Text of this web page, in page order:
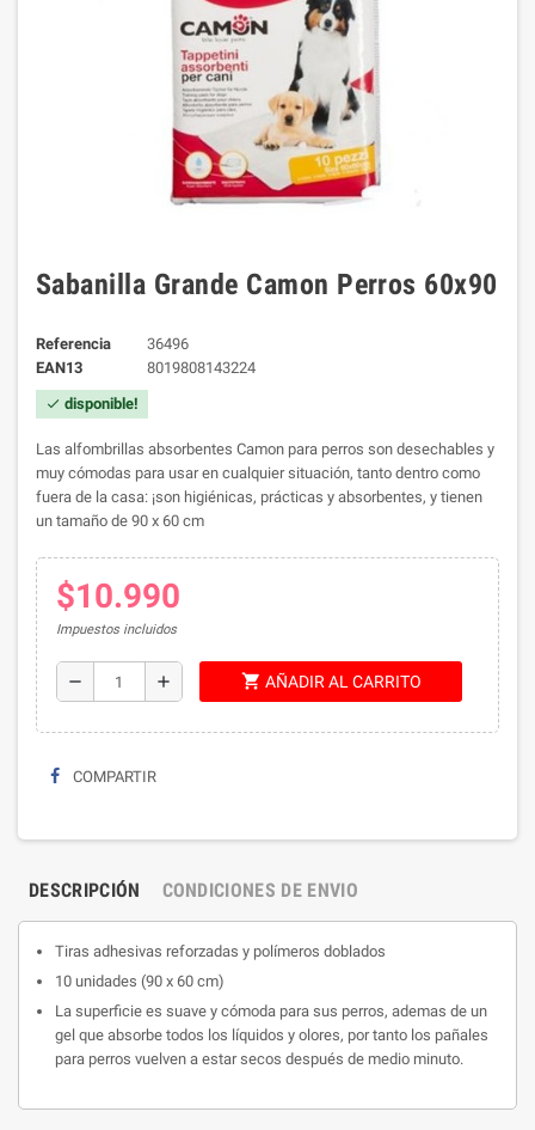
Sabanilla Grande Camon Perros 60x90
Referencia
36496
EAN13
8019808143224
check disponible!
Las alfombrillas absorbentes Camon para perros son desechables y
muy cómodas para usar en cualquier situación, tanto dentro como
fuera de la casa: ¡son higiénicas, prácticas y absorbentes, y tienen
un tamaño de 90 x 60 cm
$10.990
Impuestos incluidos
remove add shopping_cart AÑADIR AL CARRITO
COMPARTIR
DESCRIPCIÓN CONDICIONES DE ENVIO
Tiras adhesivas reforzadas y polímeros doblados
10 unidades (90 x 60 cm)
La superficie es suave y cómoda para sus perros, ademas de un
gel que absorbe todos los líquidos y olores, por tanto los pañales
para perros vuelven a estar secos después de medio minuto.